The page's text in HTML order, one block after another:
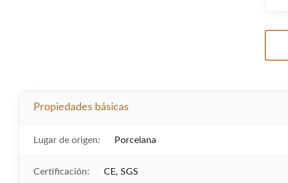
Propiedades básicas
Lugar de origen: Porcelana
Certificación: CE, SGS